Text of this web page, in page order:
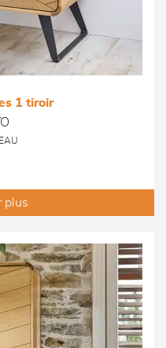
1 tiroir
plus